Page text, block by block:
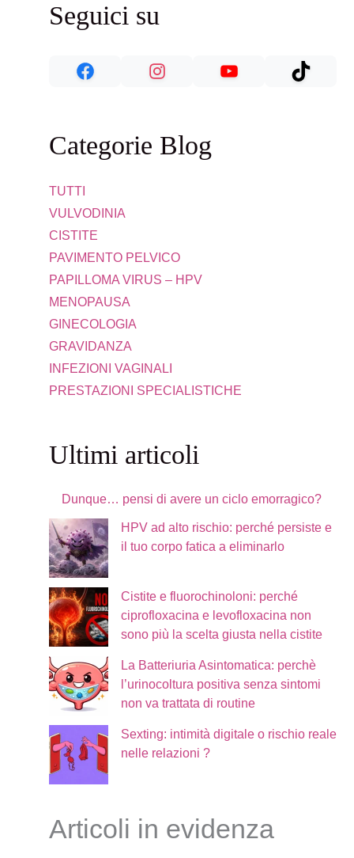
Seguici su
Categorie Blog
TUTTI
VULVODINIA
CISTITE
PAVIMENTO PELVICO
PAPILLOMA VIRUS – HPV
MENOPAUSA
GINECOLOGIA
GRAVIDANZA
INFEZIONI VAGINALI
PRESTAZIONI SPECIALISTICHE
Ultimi articoli
Dunque… pensi di avere un ciclo emorragico?
HPV ad alto rischio: perché persiste e
il tuo corpo fatica a eliminarlo
Cistite e fluorochinoloni: perché
ciprofloxacina e levofloxacina non
sono più la scelta giusta nella cistite
La Batteriuria Asintomatica: perchè
l’urinocoltura positiva senza sintomi
non va trattata di routine
Sexting: intimità digitale o rischio reale
nelle relazioni ?
Articoli in evidenza